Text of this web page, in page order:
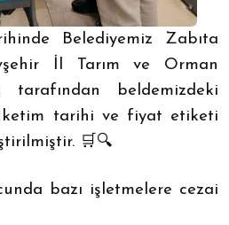
Belediyemiz Zabıta
İl Tarım ve Orman
tarafından beldemizdeki
tarihi ve fiyat etiketi
🛒🔍
bazı işletmelere cezai